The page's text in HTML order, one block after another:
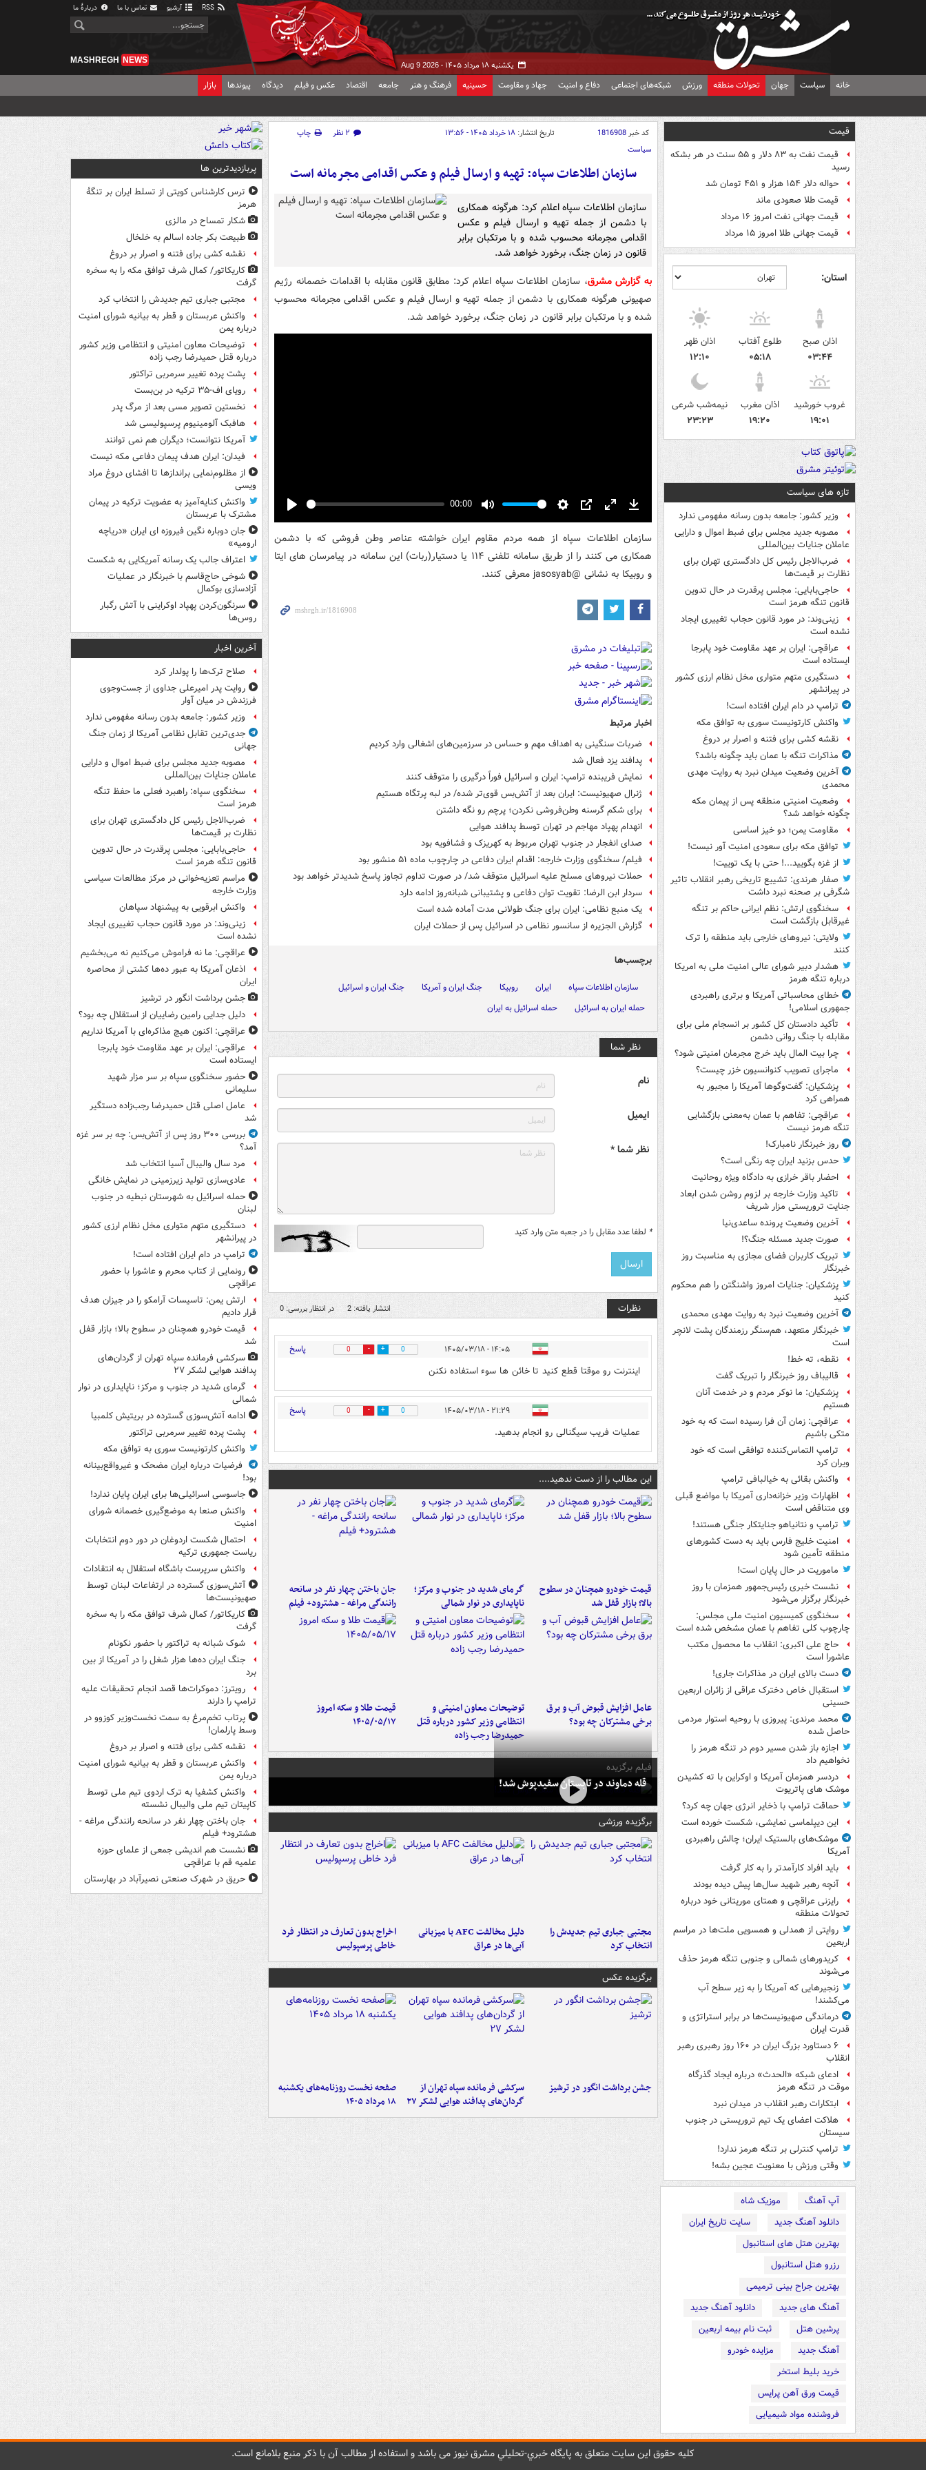
آرشیو تماس با ما دربارهٔ ما
یکشنبه ۱۸ مرداد ۱۴۰۵ - Aug 9 2026
MASHREGH NEWS
خانه سیاست جهان تحولات منطقه ورزش شبکه‌های اجتماعی دفاع و امنیت جهاد و مقاومت حسینیه فرهنگ و هنر جامعه اقتصاد عکس و فیلم دیدگاه پیوندها بازار
قیمت
قیمت نفت به ۸۳ دلار و ۵۵ سنت در هر بشکه
رسید
حواله دلار ۱۵۴ هزار و ۴۵۱ تومان شد
قیمت طلا صعودی ماند
قیمت جهانی نفت امروز ۱۶ مرداد
قیمت جهانی طلا امروز ۱۵ مرداد
استان:
اذان صبح
۰۳:۴۴
طلوع آفتاب
۰۵:۱۸
اذان ظهر
۱۲:۱۰
غروب خورشید
۱۹:۰۱
اذان مغرب
۱۹:۲۰
نیمه‌شب شرعی
۲۳:۲۳
تازه های سیاست
وزیر کشور: جامعه بدون رسانه مفهومی ندارد
مصوبه جدید مجلس برای ضبط اموال و دارایی
عاملان جنایات بین‌المللی
ضرب‌الاجل رئیس کل دادگستری تهران برای
نظارت بر قیمت‌ها
حاجی‌بابایی: مجلس پرقدرت در حال تدوین
قانون تنگه هرمز است
زینی‌وند: در مورد قانون حجاب تغییری ایجاد
نشده است
عراقچی: ایران بر عهد مقاومت خود پابرجا
ایستاده است
دستگیری متهم متواری مخل نظام ارزی کشور
در پیرانشهر
ترامپ در دام ایران افتاده است!
واکنش کارتونیست سوری به توافق مکه
نقشه کشی برای فتنه و اصرار بر دروغ
مذاکرات تنگه با عمان باید چگونه باشد؟
آخرین وضعیت میدان نبرد به روایت مهدی
محمدی
وضعیت امنیتی منطقه پس از پیمان مکه
چگونه خواهد شد؟
مقاومت یمن؛ دو خیز اساسی
توافق مکه برای سعودی امنیت آور نیست!
از غزه بگویید...! حتی با یک توییت!
صفار هرندی: تشییع تاریخی رهبر انقلاب تاثیر
شگرفی بر صحنه نبرد داشت
سخنگوی ارتش: نظم ایرانی حاکم بر تنگه
غیرقابل بازگشت است
ولایتی: نیروهای خارجی باید منطقه را ترک
کنند
هشدار دبیر شورای عالی امنیت ملی به امریکا
درباره تنگه هرمز
خطای محاسباتی آمریکا و برتری راهبردی
جمهوری اسلامی!
تأکید دادستان کل کشور بر انسجام ملی برای
مقابله با جنگ روانی دشمن
چرا بیت المال باید خرج مجرمان امنیتی شود؟
ماجرای تصویب کنوانسیون خزر چیست؟
پزشکیان: گفت‌وگوها آمریکا را مجبور به
همراهی کرد
عراقچی: تفاهم با عمان به‌معنی بازگشایی
تنگه هرمز نیست
روز خبرنگار نامبارک!
حدس بزنید ایران چه رنگی است؟
احضار باقر خرازی به دادگاه ویژه روحانیت
تاکید وزارت خارجه بر لزوم روشن شدن ابعاد
جنایت تروریستی مزار شریف
آخرین وضعیت پرونده ساعدی‌نیا
صورت جدید مسئله جنگ؟!
تبریک کاربران فضای مجازی به مناسبت روز
خبرنگار
پزشکیان: جنایات امروز واشنگتن را هم محکوم
کنید
آخرین وضعیت نبرد به روایت مهدی محمدی
خبرنگار متعهد، هم‌سنگر رزمندگان پشت لانچر
است
نقطه، ته خط!
قالیباف روز خبرنگار را تبریک گفت
پزشکیان: ما نوکر مردم و در خدمت آنان
هستیم
عراقچی: زمان آن فرا رسیده است که به خود
متکی باشیم
ترامپ التماس‌کننده توافقی است که خود
ویران کرد
واکنش بقائی به خیالبافی ترامپ
اظهارات وزیر خزانه‌داری آمریکا با مواضع قبلی
وی متناقض است
ترامپ و نتانیاهو جنایتکار جنگی هستند!
امنیت خلیج فارس باید به دست کشورهای
منطقه تأمین شود
ماموریت در حال پایان است!
نشست خبری رئیس‌جمهور همزمان با روز
خبرنگار برگزار می‌شود
سخنگوی کمیسیون امنیت ملی مجلس:
چارچوب کلی تفاهم با عمان مشخص شده است
حاج علی اکبری: انقلاب ما محصول مکتب
عاشورا است
دست بالای ایران در مذاکرات جاری!
استقبال خاص دخترک عراقی از زائران اربعین
حسینی
محمد مرندی: پیروزی با روحیه استوار مردمی
حاصل شده
اجازه باز شدن مسیر دوم در تنگه هرمز را
نخواهیم داد
دردسر همزمان آمریکا و اوکراین با ته کشیدن
موشک های پاتریوت
حماقت ترامپ با ذخایر انرژی جهان چه کرد؟
این دیپلماسی نمایشی، شکست خورده است
موشک‌های بالستیک ایران؛ چالش راهبردی
آمریکا
باید افراد کارآمدتر را به کار گرفت
آنچه رهبر شهید سال‌ها پیش دیده بودند
رایزنی عراقچی و همتای موریتانی خود درباره
تحولات منطقه
روایتی از همدلی و همسویی ملت‌ها در مراسم
اربعین
کریدورهای شمالی و جنوبی تنگه هرمز حذف
می‌شوند
زنجیرهایی که آمریکا را به زیر سطح آب
می‌کشند!
درماندگی صهیونیست‌ها در برابر استراتژی و
قدرت ایران
۶ دستاورد بزرگ ایران در ۱۶۰ روز رهبری رهبر
انقلاب
ادعای شبکه «الحدث» درباره ایجاد گذرگاه
موقت در تنگه هرمز
ابتکارات رهبر انقلاب در میدان نبرد
هلاکت اعضای یک تیم تروریستی در جنوب
سیستان
ترامپ کنترلی بر تنگه هرمز ندارد!
وقتی ورزش با معنویت عجین بشه!
آپ آهنگ
موزیک شاه
دانلود آهنگ جدید
سایت تاریخ ایران
بهترین هتل های استانبول
رزرو هتل استانبول
بهترین جراح بینی ترمیمی
آهنگ های جدید
دانلود آهنگ جدید
پرشین هتل
ثبت نام بیمه اربعین
آهنگ جدید
مزایده خودرو
خرید بلیط استخر
قیمت ورق آهن پرایس
فروشنده مواد شیمیایی
کد خبر1816908 تاریخ انتشار: ۱۸ خرداد ۱۴۰۵ - ۱۳:۵۶ ۲ نظر
چاپ
سیاست
سازمان اطلاعات سپاه: تهیه و ارسال فیلم و عکس اقدامی مجرمانه است
سازمان اطلاعات سپاه اعلام کرد: هرگونه همکاری
با دشمن از جمله تهیه و ارسال فیلم و عکس
اقدامی مجرمانه محسوب شده و با مرتکبان برابر
قانون در زمان جنگ، برخورد خواهد شد.
به گزارش مشرق، سازمان اطلاعات سپاه اعلام کرد: مطابق قانون مقابله با اقدامات خصمانه رژیم
صهیونی هرگونه همکاری با دشمن از جمله تهیه و ارسال فیلم و عکس اقدامی مجرمانه محسوب
شده و با مرتکبان برابر قانون در زمان جنگ، برخورد خواهد شد.
00:00
fullscreen
سازمان اطلاعات سپاه از همه مردم مقاوم ایران خواشته عناصر وطن فروشی که با دشمن
همکاری می کنند را از طریق سامانه تلفنی ۱۱۴ یا دستیار(ربات) این سامانه در پیامرسان های ایتا
و روبیکا به نشانی @jasosyab معرفی کنند.
اخبار مرتبط
ضربات سنگینی به اهداف مهم و حساس در سرزمین‌های اشغالی وارد کردیم
پدافند یزد فعال شد
نمایش فریبنده ترامپ: ایران و اسرائیل فوراً درگیری را متوقف کنند
ژنرال صهیونیست: ایران بعد از آتش‌بس قوی‌تر شده/ در لبه پرتگاه هستیم
برای شکم گرسنه وطن‌فروشی نکردن؛ پرچم رو نگه داشتن
انهدام پهپاد مهاجم در تهران توسط پدافند هوایی
صدای انفجار در جنوب تهران مربوط به کهریزک و فشافویه بود
فیلم/ سخنگوی وزارت خارجه: اقدام ایران دفاعی در چارچوب ماده ۵۱ منشور بود
حملات نیروهای مسلح علیه اسرائیل متوقف شد/ در صورت تداوم تجاوز پاسخ شدیدتر خواهد بود
سردار ابن الرضا: تقویت توان دفاعی و پشتیبانی شبانه‌روز ادامه دارد
یک منبع نظامی: ایران برای جنگ طولانی مدت آماده شده است
گزارش الجزیره از سانسور نظامی در اسرائیل پس از حملات ایران
برچسب‌ها
سازمان اطلاعات سپاه ایران روبیکا جنگ ایران و آمریکا
جنگ ایران و اسرائیل
حمله ایران به اسرائیل
حمله اسرائیل به ایران
نظر شما
نام
ایمیل
نظر شما *
* لطفا عدد مقابل را در جعبه متن وارد کنید
نظرات انتشار یافته: 2 در انتظار بررسی: 0
۱۴:۰۵ - ۱۴۰۵/۰۳/۱۸ 0
0 پاسخ
اینترنت رو موقتا قطع کنید تا خائن ها سوء استفاده نکنن
۲۱:۲۹ - ۱۴۰۵/۰۳/۱۸ 0
0 پاسخ
عملیات فریب سیگنالی رو انجام بدهید.
این مطالب را از دست ندهید....
قیمت خودرو همچنان در سطوح
بالا؛ بازار قفل شد
گرمای شدید در جنوب و مرکز؛
ناپایداری در نوار شمالی
جان باختن چهار نفر در سانحه
رانندگی مراغه - هشترود+ فیلم
عامل افزایش قبوض آب و برق
برخی مشترکان چه بود؟
توضیحات معاون امنیتی و
انتظامی وزیر کشور درباره قتل
حمیدرضا رجب زاده
قیمت طلا و سکه امروز
۱۴۰۵/۰۵/۱۷
فیلم برگزیده
قله دماوند در تابستان سفیدپوش شد!
برگزیده ورزشی
مجتبی جباری تیم جدیدش را
انتخاب کرد
دلیل مخالفت AFC با میزبانی
آبی‌ها در عراق
اخراج بدون تعارف در انتظار فرد
خاطی پرسپولیس
برگزیده عکس
جشن برداشت انگور در ترشیز
سرکشی فرمانده سپاه تهران از
گردان‌های پدافند هوایی لشکر ۲۷
صفحه نخست روزنامه‌های یکشنبه
۱۸ مرداد ۱۴۰۵
پربازدیدترین ها
ترس کارشناس کویتی از تسلط ایران بر تنگۀ
هرمز
شکار تمساح در مالزی
طبیعت بکر جاده اسالم به خلخال
نقشه کشی برای فتنه و اصرار بر دروغ
کاریکاتور/ کمال شرف توافق مکه را به سخره
گرفت
مجتبی جباری تیم جدیدش را انتخاب کرد
واکنش عربستان و قطر به بیانیه شورای امنیت
درباره یمن
توضیحات معاون امنیتی و انتظامی وزیر کشور
درباره قتل حمیدرضا رجب زاده
پشت پرده تغییر سرمربی تراکتور
رویای اف-۳۵ ترکیه در بن‌بست
نخستین تصویر مسی بعد از مرگ پدر
هافبک آلومینیوم پرسپولیسی شد
آمریکا نتوانست؛ دیگران هم نمی توانند
فیدان: ایران هدف پیمان دفاعی مکه نیست
از مظلوم‌نمایی براندازها تا افشای دروغ مراد
ویسی
واکنش کنایه‌آمیز به عضویت ترکیه در پیمان
مشترک با عربستان
جان دوباره نگین فیروزه ای ایران «دریاچه
ارومیه»
اعتراف جالب یک رسانه آمریکایی به شکست
شوخی حاج‌قاسم با خبرنگار در عملیات
آزادسازی بوکمال
سرنگون‌کردن پهپاد اوکراینی با آتش رگبار
روس‌ها
آخرین اخبار
صلاح ترک‌ها را پولدار کرد
روایت پدر امیرعلی جداوی از جست‌وجوی
فرزندش در میان آوار
وزیر کشور: جامعه بدون رسانه مفهومی ندارد
جدی‌ترین تقابل نظامی آمریکا از زمان جنگ
جهانی
مصوبه جدید مجلس برای ضبط اموال و دارایی
عاملان جنایات بین‌المللی
سخنگوی سپاه: راهبرد فعلی ما حفظ تنگه
هرمز است
ضرب‌الاجل رئیس کل دادگستری تهران برای
نظارت بر قیمت‌ها
حاجی‌بابایی: مجلس پرقدرت در حال تدوین
قانون تنگه هرمز است
مراسم تعزیه‌خوانی در مرکز مطالعات سیاسی
وزارت خارجه
واکنش ابرقویی به پیشنهاد سپاهان
زینی‌وند: در مورد قانون حجاب تغییری ایجاد
نشده است
عراقچی: ما نه فراموش می‌کنیم نه می‌بخشیم
اذعان آمریکا به عبور ده‌ها کشتی از محاصره
ایران
جشن برداشت انگور در ترشیز
دلیل جدایی رامین رضاییان از استقلال چه بود؟
عراقچی: اکنون هیچ مذاکره‌ای با آمریکا نداریم
عراقچی: ایران بر عهد مقاومت خود پابرجا
ایستاده است
حضور سخنگوی سپاه بر سر مزار شهید
سلیمانی
عامل اصلی قتل حمیدرضا رجب‌زاده دستگیر
شد
بررسی ۳۰۰ روز پس از آتش‌بس: چه بر سر غزه
آمد؟
مرد سال والیبال آسیا انتخاب شد
عادی‌سازی تولید زیرزمینی در نمایش خانگی
حمله اسرائیل به شهرستان نبطیه در جنوب
لبنان
دستگیری متهم متواری مخل نظام ارزی کشور
در پیرانشهر
ترامپ در دام ایران افتاده است!
رونمایی از کتاب محرم و عاشورا با حضور
عراقچی
ارتش یمن: تاسیسات آرامکو را در جیزان هدف
قرار دادیم
قیمت خودرو همچنان در سطوح بالا؛ بازار قفل
شد
سرکشی فرمانده سپاه تهران از گردان‌های
پدافند هوایی لشکر ۲۷
گرمای شدید در جنوب و مرکز؛ ناپایداری در نوار
شمالی
ادامه آتش‌سوزی گسترده در بریتیش کلمبیا
پشت پرده تغییر سرمربی تراکتور
واکنش کارتونیست سوری به توافق مکه
فرضیات درباره ایران مضحک و غیرواقع‌بینانه
بود!
جاسوسی اسرائیلی‌ها برای ایران پایان ندارد!
واکنش صنعا به موضع‌گیری خصمانه شورای
امنیت
احتمال شکست اردوغان در دور دوم انتخابات
ریاست جمهوری ترکیه
واکنش سرپرست باشگاه استقلال به انتقادات
آتش‌سوزی گسترده در ارتفاعات لبنان توسط
صهیونیست‌ها
کاریکاتور/ کمال شرف توافق مکه را به سخره
گرفت
شوک شبانه به تراکتور با حضور نکونام
جنگ ایران ده‌ها هزار شغل را در آمریکا از بین
برد
رویترز: دموکرات‌ها قصد انجام تحقیقات علیه
ترامپ را دارند
پرتاب تخم‌مرغ به سمت نخست‌وزیر کوزوو در
وسط پارلمان!
نقشه کشی برای فتنه و اصرار بر دروغ
واکنش عربستان و قطر به بیانیه شورای امنیت
درباره یمن
واکنش کشفیا به ترک اردوی تیم ملی توسط
کاپیتان تیم ملی والیبال نشسته
جان باختن چهار نفر در سانحه رانندگی مراغه -
هشترود+ فیلم
نشست هم اندیشی جمعی از علمای حوزه
علمیه قم با عراقچی
حریق در شهرک صنعتی نصیرآباد در بهارستان
کليه حقوق اين سايت متعلق به پایگاه خبري-تحليلي مشرق نيوز می باشد و استفاده از مطالب آن با ذکر منبع بلامانع است.